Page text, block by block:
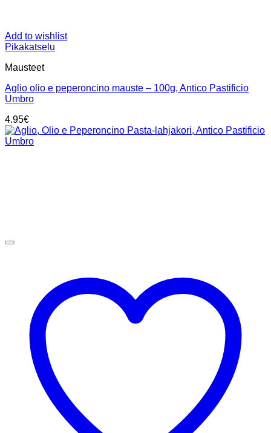
Add to wishlist
Pikakatselu
Mausteet
Aglio olio e peperoncino mauste – 100g, Antico Pastificio
Umbro
4.95€